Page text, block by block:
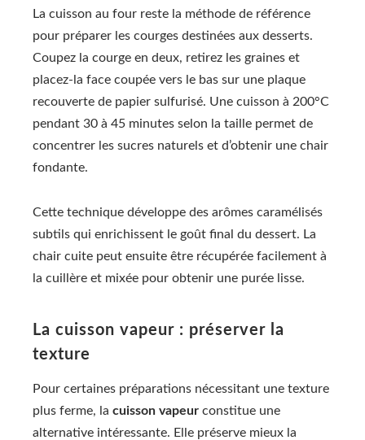
La cuisson au four reste la méthode de référence
pour préparer les courges destinées aux desserts.
Coupez la courge en deux, retirez les graines et
placez-la face coupée vers le bas sur une plaque
recouverte de papier sulfurisé. Une cuisson à 200°C
pendant 30 à 45 minutes selon la taille permet de
concentrer les sucres naturels et d’obtenir une chair
fondante.
Cette technique développe des arômes caramélisés
subtils qui enrichissent le goût final du dessert. La
chair cuite peut ensuite être récupérée facilement à
la cuillère et mixée pour obtenir une purée lisse.
La cuisson vapeur : préserver la
texture
Pour certaines préparations nécessitant une texture
plus ferme, la cuisson vapeur constitue une
alternative intéressante. Elle préserve mieux la